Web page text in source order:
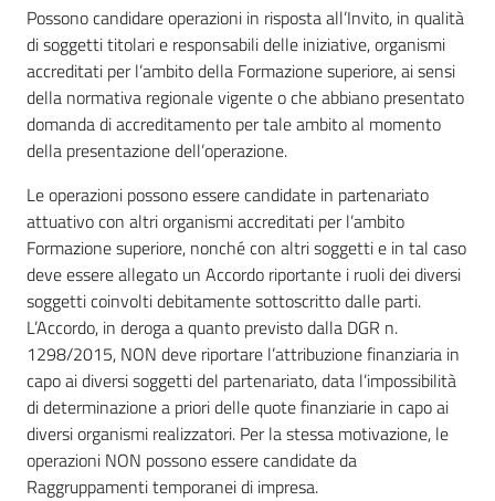
Possono candidare operazioni in risposta all’Invito, in qualità
di soggetti titolari e responsabili delle iniziative, organismi
accreditati per l’ambito della Formazione superiore, ai sensi
della normativa regionale vigente o che abbiano presentato
domanda di accreditamento per tale ambito al momento
della presentazione dell’operazione.
Le operazioni possono essere candidate in partenariato
attuativo con altri organismi accreditati per l’ambito
Formazione superiore, nonché con altri soggetti e in tal caso
deve essere allegato un Accordo riportante i ruoli dei diversi
soggetti coinvolti debitamente sottoscritto dalle parti.
L’Accordo, in deroga a quanto previsto dalla DGR n.
1298/2015, NON deve riportare l’attribuzione finanziaria in
capo ai diversi soggetti del partenariato, data l’impossibilità
di determinazione a priori delle quote finanziarie in capo ai
diversi organismi realizzatori. Per la stessa motivazione, le
operazioni NON possono essere candidate da
Raggruppamenti temporanei di impresa.